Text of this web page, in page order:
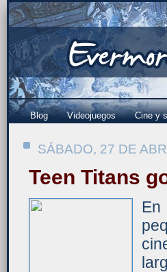
Blog Videojuegos Cine y
SÁBADO, 27 DE
Teen Titans
En